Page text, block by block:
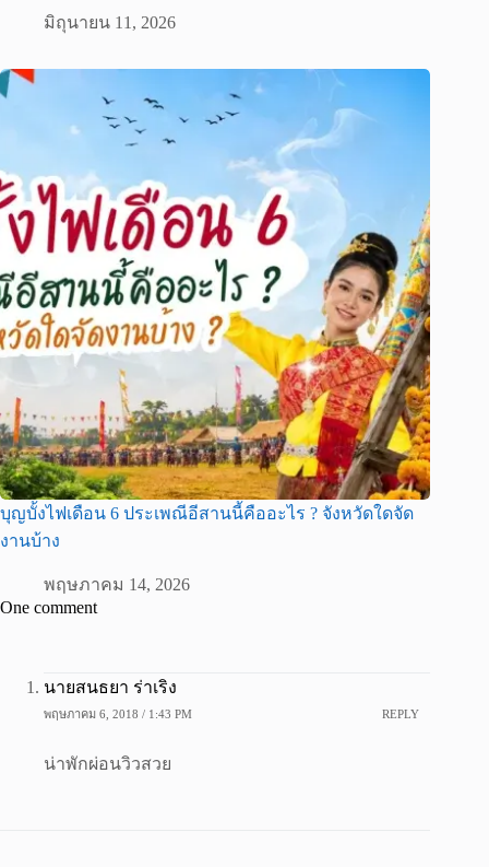
มิถุนายน 11, 2026
บุญบั้งไฟเดือน 6 ประเพณีอีสานนี้คืออะไร ? จังหวัดใดจัด
งานบ้าง
พฤษภาคม 14, 2026
One comment
นายสนธยา ร่าเริง
พฤษภาคม 6, 2018 / 1:43 PM REPLY
น่าพักผ่อนวิวสวย